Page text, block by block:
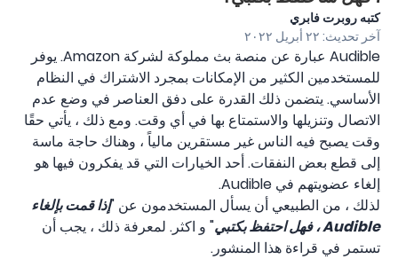
كتبه روبرت فابري
آخر تحديث: ٢٢ أبريل ٢٠٢٢
Audible عبارة عن منصة بث مملوكة لشركة Amazon. يوفر
للمستخدمين الكثير من الإمكانات بمجرد الاشتراك في النظام
الأساسي. يتضمن ذلك القدرة على دفق العناصر في وضع عدم
الاتصال وتنزيلها والاستمتاع بها في أي وقت. ومع ذلك ، يأتي حقًا
وقت يصبح فيه الناس غير مستقرين مالياً ، وهناك حاجة ماسة
إلى قطع بعض النفقات. أحد الخيارات التي قد يفكرون فيها هو
إلغاء عضويتهم في Audible.
لذلك ، من الطبيعي أن يسأل المستخدمون عن "إذا قمت بإلغاء
Audible ، فهل احتفظ بكتبي
" و اكثر. لمعرفة ذلك ، يجب أن
تستمر في قراءة هذا المنشور.